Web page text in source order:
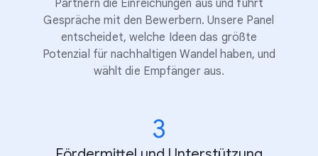
Partnern die Einreichungen aus und führt
Gespräche mit den Bewerbern. Unsere Panel
entscheidet, welche Ideen das größte
Potenzial für nachhaltigen Wandel haben, und
wählt die Empfänger aus.
3